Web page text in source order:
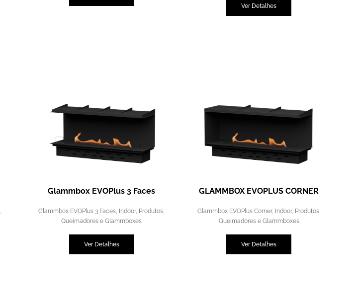
Ver Detalhes
Glammbox EVOPlus 3 Faces
Glammbox EVOPlus 3 Faces Indoor, Produtos
Queimadores e Glammboxes
Ver Detalhes
GLAMMBOX EVOPLUS CORNER
Glammbox EVOPlus Corner, Indoor, Produtos,
Queimadores e Glammboxes
Ver Detalhes